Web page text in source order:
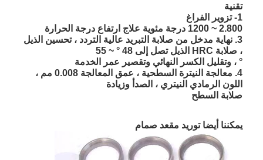
تقنية
1- تزوير الفراغ
2.800 ~ 1200 درجة مئوية علاج ارتفاع درجة الحرارة
3. نهاية مدخل من صلابة التبريد عالية التردد ، تحسين الذيل
، صلابة HRC الذيل تصل إلى 48 ° ~ 55
° ، وتقليل الكسر النهائي وتقصير عمر الخدمة
4. معالجة النيترة السطحية ، عمق المعالجة 0.008 مم ،
اللون الرمادي النيتري ، الصدأ وزيادة
صلابة السطح
يمكننا أيضا توريد مقعد صمام